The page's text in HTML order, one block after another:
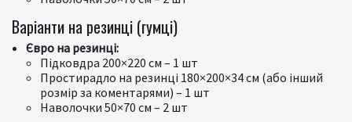
Варіанти на резинці (гумці)
Євро на резинці:
Підковдра 200×220 см – 1 шт
Простирадло на резинці 180×200×34 см (або інший
розмір за коментарями) – 1 шт
Наволочки 50×70 см – 2 шт